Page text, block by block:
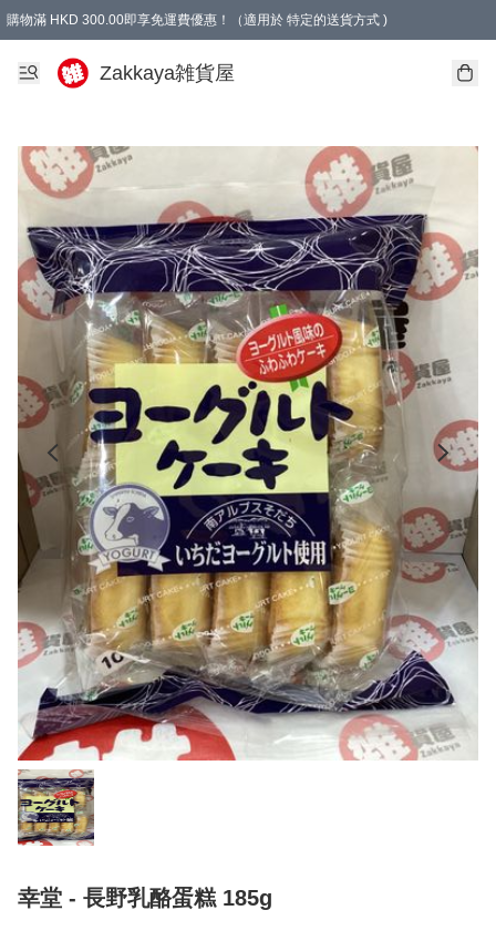
購物滿 HKD 300.00即享免運費優惠！（適用於 特定的送貨方式 )
Zakkaya雑貨屋
幸堂 - 長野乳酪蛋糕 185g